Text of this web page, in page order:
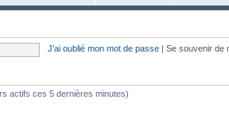
J’ai oublié mon mot de passe Se souvenir de
actifs ces 5 dernières minutes)